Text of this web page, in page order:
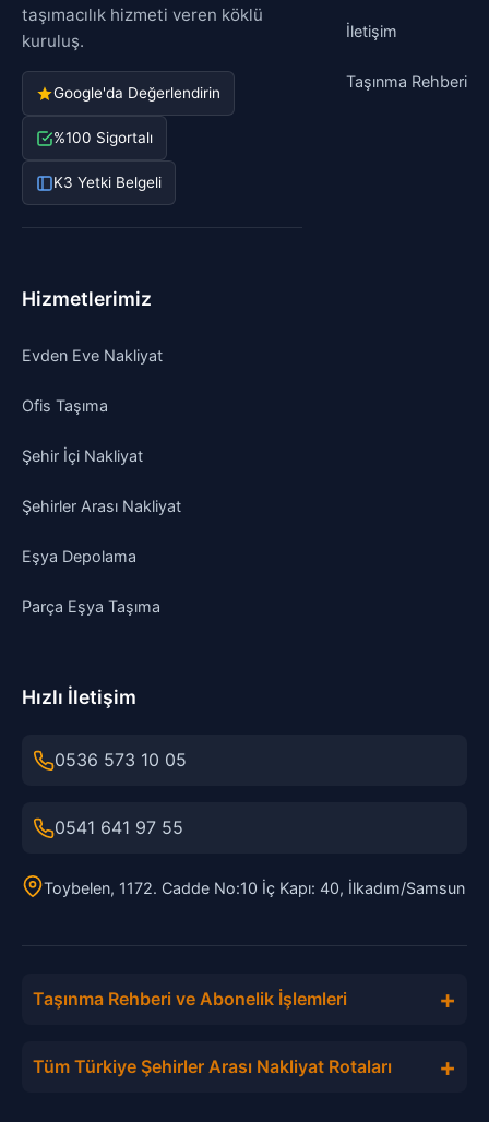
taşımacılık hizmeti veren köklü
kuruluş.
Google'da Değerlendirin
%100 Sigortalı
K3 Yetki Belgeli
İletişim
Taşınma Rehberi
Hizmetlerimiz
Evden Eve Nakliyat
Ofis Taşıma
Şehir İçi Nakliyat
Şehirler Arası Nakliyat
Eşya Depolama
Parça Eşya Taşıma
Hızlı İletişim
0536 573 10 05
0541 641 97 55
Toybelen, 1172. Cadde No:10 İç Kapı: 40, İlkadım/Samsun
Taşınma Rehberi ve Abonelik İşlemleri +
Tüm Türkiye Şehirler Arası Nakliyat Rotaları +